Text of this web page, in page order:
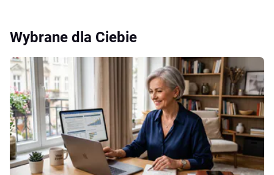
Wybrane dla Ciebie